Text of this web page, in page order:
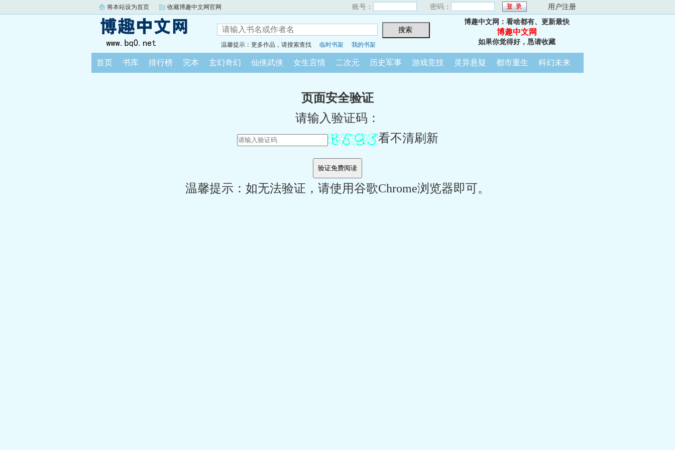
将本站设为首页 收藏博趣中文网官网 账号： 密码： 用户注册
温馨提示：更多作品，请搜索查找 临时书架 我的书架
博趣中文网：看啥都有、更新最快
博趣中文网
如果你觉得好，恳请收藏
首页 书库 排行榜 完本 玄幻奇幻 仙侠武侠 女生言情 二次元 历史军事 游戏竞技 灵异悬疑 都市重生 科幻未来
页面安全验证
请输入验证码：
看不清刷新
温馨提示：如无法验证，请使用谷歌Chrome浏览器即可。